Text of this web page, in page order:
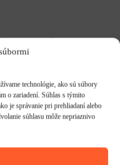
technológie, ako sú súbory
o zariadení. Súhlas s týmito
je správanie pri prehliadaní alebo
súhlasu môže nepriaznivo
o dotáciu Mesta Mi
ukončenie predaja
po odsúhlasení výboru
Z. kaprovi